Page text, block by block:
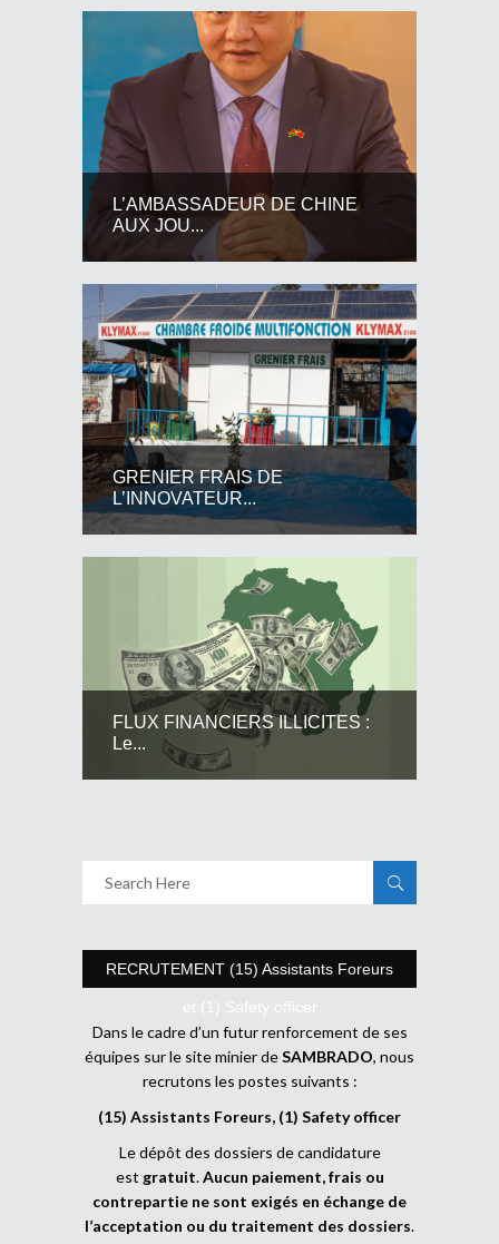
L’AMBASSADEUR DE CHINE
AUX JOU...
GRENIER FRAIS DE
L’INNOVATEUR...
FLUX FINANCIERS ILLICITES :
Le...
RECRUTEMENT (15) Assistants Foreurs
et (1) Safety officer
Dans le cadre d’un futur renforcement de ses
équipes sur le site minier deSAMBRADO, nous
recrutons les postes suivants :
(15) Assistants Foreurs, (1) Safety officer
Le dépôt des dossiers de candidature
est gratuit.Aucun paiement, frais ou
contrepartie ne sont exigés en échange de
l’acceptation ou du traitement des dossiers.